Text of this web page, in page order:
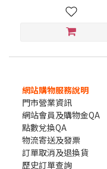
網站購物服務說明
門市營業資訊
網站會員及購物金QA
點數兌換QA
物流寄送及發票
訂單取消及退換貨
歷史訂單查詢